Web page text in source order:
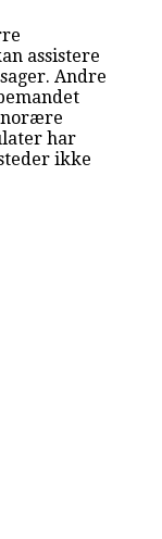
assistere
Andre
har
ikke